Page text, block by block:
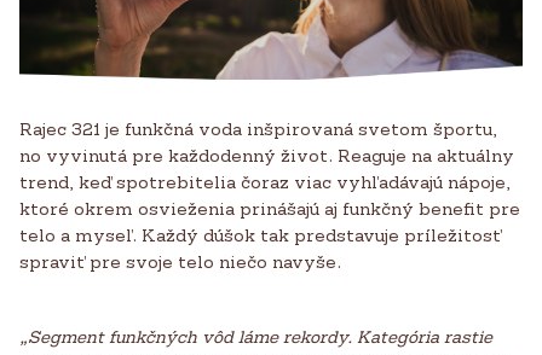
Rajec 321 je funkčná voda inšpirovaná svetom športu,
no vyvinutá pre každodenný život. Reaguje na aktuálny
trend, keď spotrebitelia čoraz viac vyhľadávajú nápoje,
ktoré okrem osvieženia prinášajú aj funkčný benefit pre
telo a myseľ. Každý dúšok tak predstavuje príležitosť
spraviť pre svoje telo niečo navyše.
„Segment funkčných vôd láme rekordy. Kategória rastie